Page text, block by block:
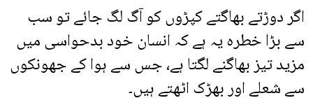
اگر دوڑتے بھاگتے کپڑوں کو آگ لگ جائے تو سب
سے بڑا خطرہ یہ ہے کہ انسان خود بدحواسی میں
مزید تیز بھاگنے لگتا ہے، جس سے ہوا کے جھونکوں
سے شعلے اور بھڑک اٹھتے ہیں۔